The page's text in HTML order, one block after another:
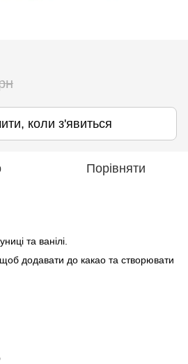
коли з'явиться
Порівняти
та ванілі.
додавати до какао та створювати